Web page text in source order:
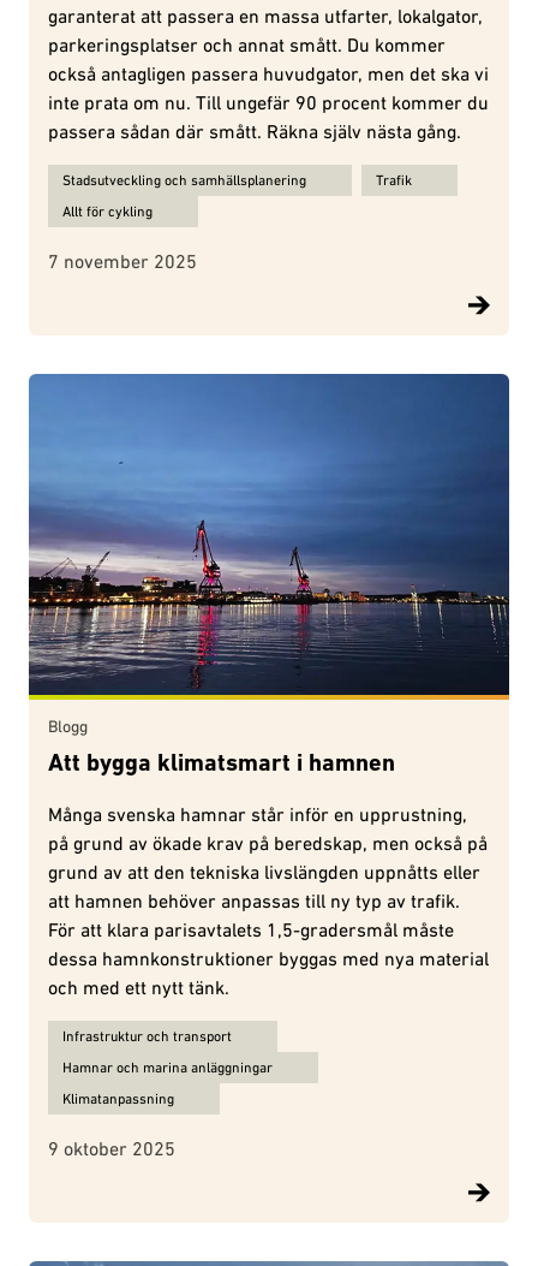
garanterat att passera en massa utfarter, lokalgator,
parkeringsplatser och annat smått. Du kommer
också antagligen passera huvudgator, men det ska vi
inte prata om nu. Till ungefär 90 procent kommer du
passera sådan där smått. Räkna själv nästa gång.
Ämnen för Så enkelt det borde vara att prioritera cyklister:
Stadsutveckling och samhällsplanering
Trafik
Allt för cykling
7 november 2025
Blogg
Att bygga klimatsmart i hamnen
Många svenska hamnar står inför en upprustning,
på grund av ökade krav på beredskap, men också på
grund av att den tekniska livslängden uppnåtts eller
att hamnen behöver anpassas till ny typ av trafik.
För att klara parisavtalets 1,5-gradersmål måste
dessa hamnkonstruktioner byggas med nya material
och med ett nytt tänk.
Ämnen för Att bygga klimatsmart i hamnen:
Infrastruktur och transport
Hamnar och marina anläggningar
Klimatanpassning
9 oktober 2025